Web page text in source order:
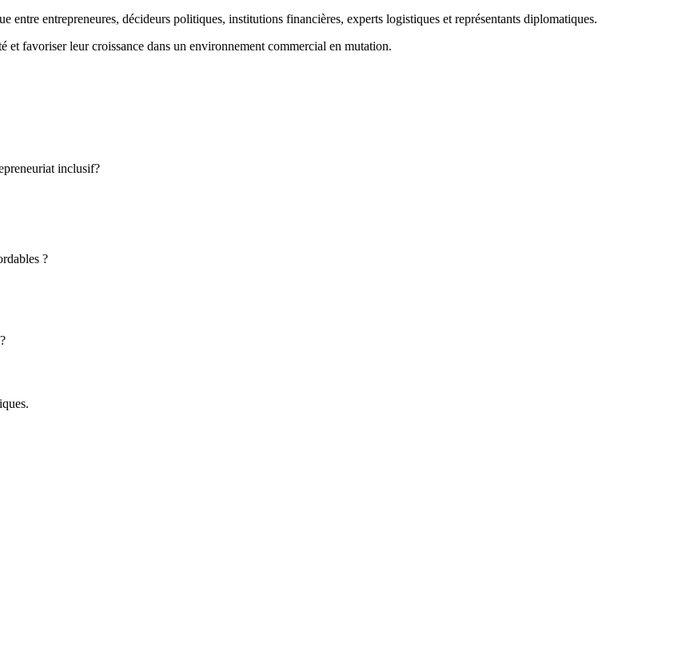
entre entrepreneures, décideurs politiques, institutions financières, experts logistiques et représentants diplomatiques.
favoriser leur croissance dans un environnement commercial en mutation.
inclusif?
?